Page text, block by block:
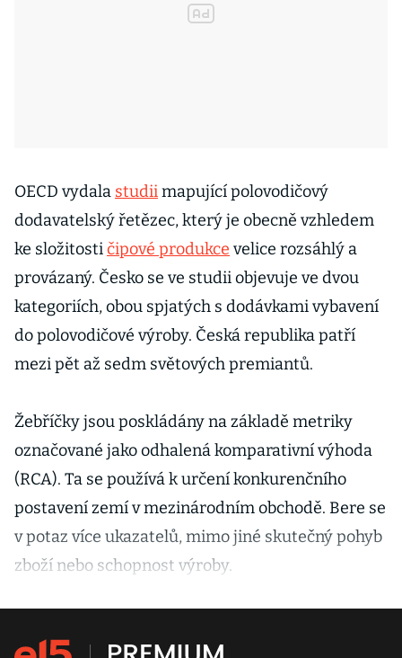
OECD vydala studiimapující polovodičový
dodavatelský řetězec, který je obecně vzhledem
ke složitostičipové produkce velice rozsáhlý a
provázaný. Česko se ve studii objevuje ve dvou
kategoriích, obou spjatých s dodávkami vybavení
do polovodičové výroby. Česká republika patří
mezi pět až sedm světových premiantů.
Žebříčky jsou poskládány na základě metriky
označované jako odhalená komparativní výhoda
(RCA). Ta se používá k určení konkurenčního
postavení zemí v mezinárodním obchodě. Bere se
v potaz více ukazatelů, mimo jiné skutečný pohyb
zboží nebo schopnost výroby.